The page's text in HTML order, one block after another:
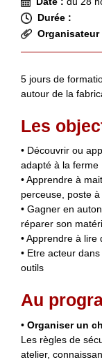
Durée :
Organisateur
5 jours de
autour de la
Les
• Découvrir ou
adapté à la ferme
• Apprendre à
perceuse, poste
• Gagner en
réparer son
• Apprendre à lire
• Etre acteur
outils
Au
• Organiser un
Les règles de
atelier,